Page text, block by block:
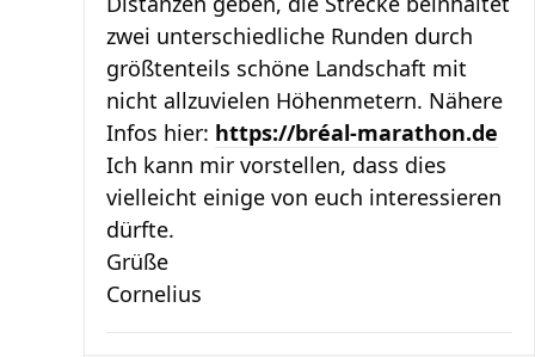
zwei unterschiedliche Runden durch
größtenteils schöne Landschaft mit
nicht allzuvielen Höhenmetern. Nähere
Infos hier: https://bréal-marathon.de
Ich kann mir vorstellen, dass dies
vielleicht einige von euch interessieren
dürfte.
Grüße
Cornelius